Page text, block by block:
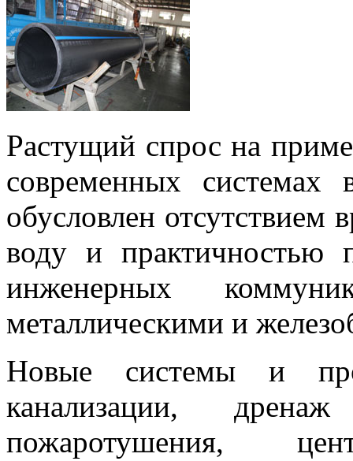
Растущий спрос на
современных системах
обусловлен отсутствием
воду и практичностью
инженерных
металлическими и
Новые системы и
канализации,
пожаротушения,